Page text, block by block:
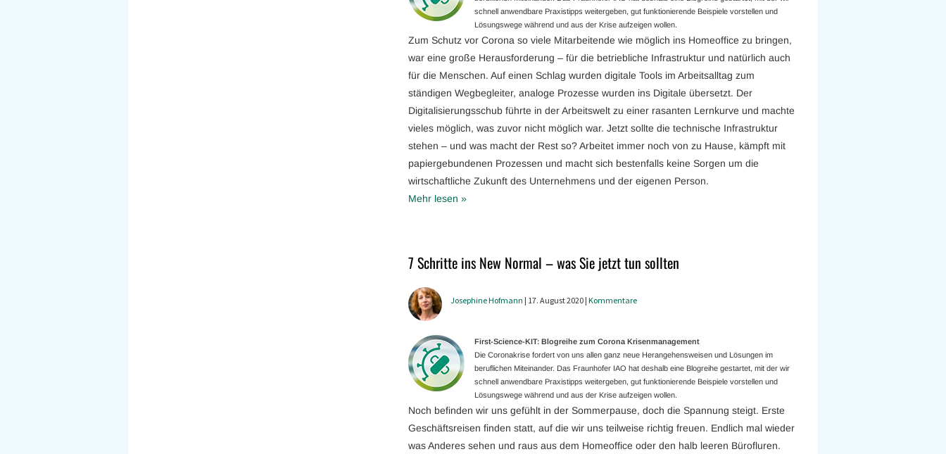
schnell anwendbare Praxistipps weitergeben, gut funktionierende Beispiele vorstellen und
Lösungswege während und aus der Krise aufzeigen wollen.
Zum Schutz vor Corona so viele Mitarbeitende wie möglich ins Homeoffice zu bringen,
war eine große Herausforderung – für die betriebliche Infrastruktur und natürlich auch
für die Menschen. Auf einen Schlag wurden digitale Tools im Arbeitsalltag zum
ständigen Wegbegleiter, analoge Prozesse wurden ins Digitale übersetzt. Der
Digitalisierungsschub führte in der Arbeitswelt zu einer rasanten Lernkurve und machte
vieles möglich, was zuvor nicht möglich war. Jetzt sollte die technische Infrastruktur
stehen – und was macht der Rest so? Arbeitet immer noch von zu Hause, kämpft mit
papiergebundenen Prozessen und macht sich bestenfalls keine Sorgen um die
wirtschaftliche Zukunft des Unternehmens und der eigenen Person.
Mehr lesen »
7 Schritte ins New Normal – was Sie jetzt tun sollten
Josephine Hofmann | 17. August 2020 | Kommentare
First-Science-KIT: Blogreihe zum Corona Krisenmanagement
Die Coronakrise fordert von uns allen ganz neue Herangehensweisen und Lösungen im
beruflichen Miteinander. Das Fraunhofer IAO hat deshalb eine Blogreihe gestartet, mit der wir
schnell anwendbare Praxistipps weitergeben, gut funktionierende Beispiele vorstellen und
Lösungswege während und aus der Krise aufzeigen wollen.
Noch befinden wir uns gefühlt in der Sommerpause, doch die Spannung steigt. Erste
Geschäftsreisen finden statt, auf die wir uns teilweise richtig freuen. Endlich mal wieder
was Anderes sehen und raus aus dem Homeoffice oder den halb leeren Bürofluren.